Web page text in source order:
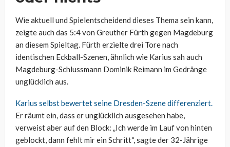
Wie aktuell und Spielentscheidend dieses Thema sein kann,
zeigte auch das 5:4 von Greuther Fürth gegen Magdeburg
an diesem Spieltag. Fürth erzielte drei Tore nach
identischen Eckball-Szenen, ähnlich wie Karius sah auch
Magdeburg-Schlussmann Dominik Reimann im Gedränge
unglücklich aus.
Karius selbst bewertet seine Dresden-Szene differenziert.
Er räumt ein, dass er unglücklich ausgesehen habe,
verweist aber auf den Block: „Ich werde im Lauf von hinten
geblockt, dann fehlt mir ein Schritt“, sagte der 32-Jährige